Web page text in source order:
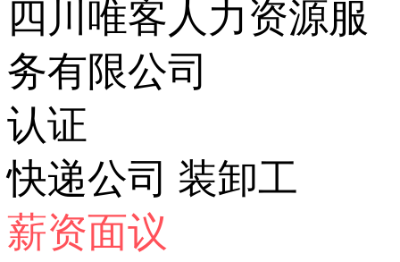
四川唯客人力资源服
务有限公司
认证
快递公司 装卸工
薪资面议